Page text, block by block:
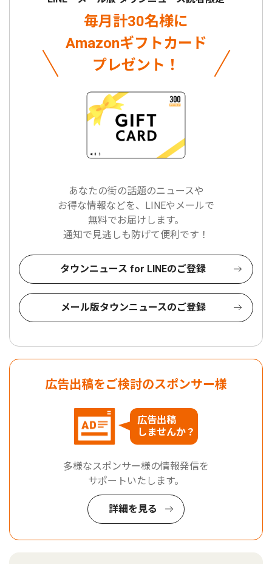
毎月計30名様に
Amazonギフトカード
プレゼント！
あなたの街の話題のニュースや
お得な情報などを、LINEやメールで
無料でお届けします。
通知で見逃しも防げて便利です！
タウンニュース for LINEのご登録
メール版タウンニュースのご登録
広告出稿をご検討のスポンサー様
広告出稿
しませんか？
多様なスポンサー様の情報発信を
サポートいたします。
詳細を見る